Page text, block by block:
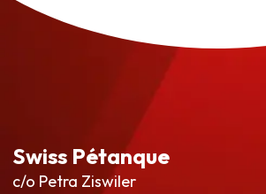
Swiss Pétanque
c/o Petra Ziswiler